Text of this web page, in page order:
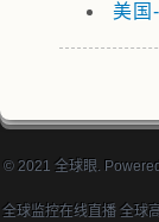
美国
© 2021 全球眼.
全球监控在线直播 全球